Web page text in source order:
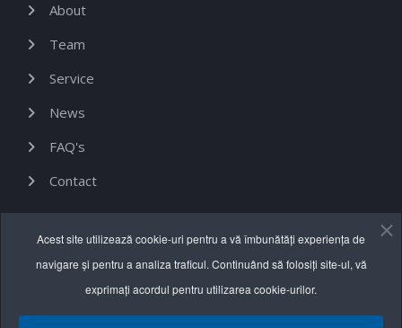
About
Team
Service
News
FAQ's
Contact
Informații utile
Termeni și condiții
Acest site utilizează cookie-uri pentru a vă îmbunătăți experiența de
navigare și pentru a analiza traficul. Continuând să folosiți site-ul, vă
exprimați acordul pentru utilizarea cookie-urilor.